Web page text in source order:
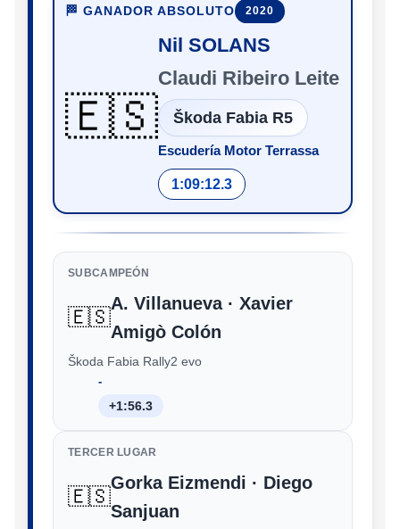
🏁 GANADOR ABSOLUTO 2020
🇪🇸
Nil SOLANS
Claudi Ribeiro Leite
Škoda Fabia R5
Escudería Motor Terrassa
1:09:12.3
SUBCAMPEÓN
🇪🇸
A. Villanueva · Xavier
Amigò Colón
Škoda Fabia Rally2 evo
‑
+1:56.3
TERCER LUGAR
🇪🇸
Gorka Eizmendi · Diego
Sanjuan